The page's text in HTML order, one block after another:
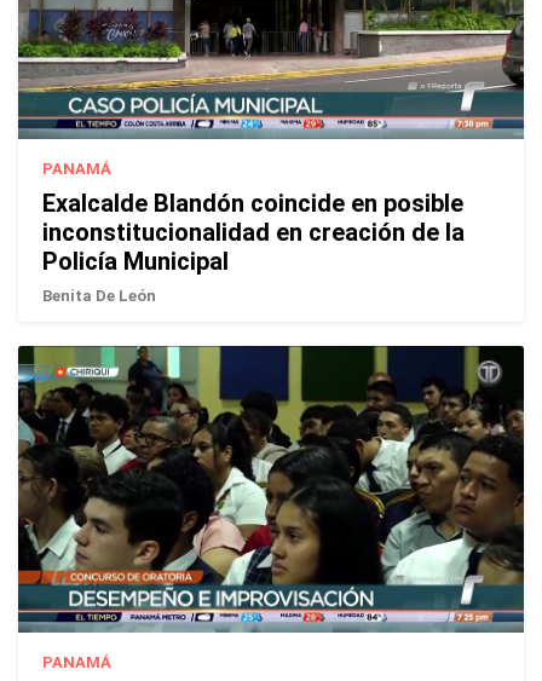
PANAMÁ
Exalcalde Blandón coincide en posible
inconstitucionalidad en creación de la
Policía Municipal
Benita De León
PANAMÁ